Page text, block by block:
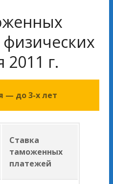
г.
— до 3-x лет
Ставка
таможенных
платежей